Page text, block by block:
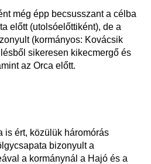
még épp becsusszant a célba
előtt (utolsóelőttiként), de a
(kormányos: Kovácsik
sikeresen kikecmergő és
az Orca előtt.
is ért, közülük háromórás
bizonyult a
a kormánynál a Hajó és a